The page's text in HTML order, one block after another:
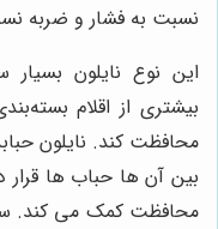
نسبت به فشار و ضربه
این نوع نایلون
بیشتری از اقلام
محافظت کند. نایلون
بین آن ها حباب ها قرار
محافظت کمک می کند.